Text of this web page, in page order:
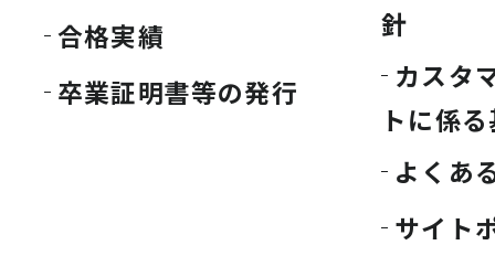
合格実績
卒業証明書等の発行
針
カスタ
トに係
よくあ
サイト